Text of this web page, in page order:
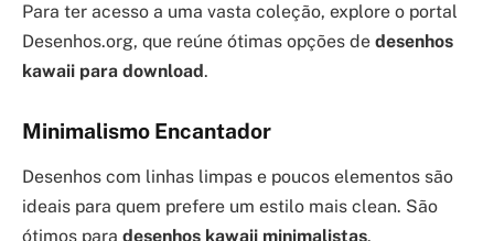
Para ter acesso a uma vasta coleção, explore o portal
Desenhos.org, que reúne ótimas opções de desenhos
kawaii para download.
Minimalismo Encantador
Desenhos com linhas limpas e poucos elementos são
ideais para quem prefere um estilo mais clean. São
ótimos para desenhos kawaii minimalistas.